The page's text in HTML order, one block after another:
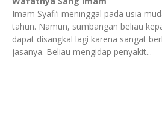
Imam Syafi’i meninggal pada usia
tahun. Namun, sumbangan beliau
dapat disangkal lagi karena sangat
jasanya. Beliau mengidap penyakit...